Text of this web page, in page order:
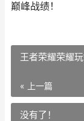
巅峰战绩！
王者荣耀荣耀
« 上一篇
没有了！